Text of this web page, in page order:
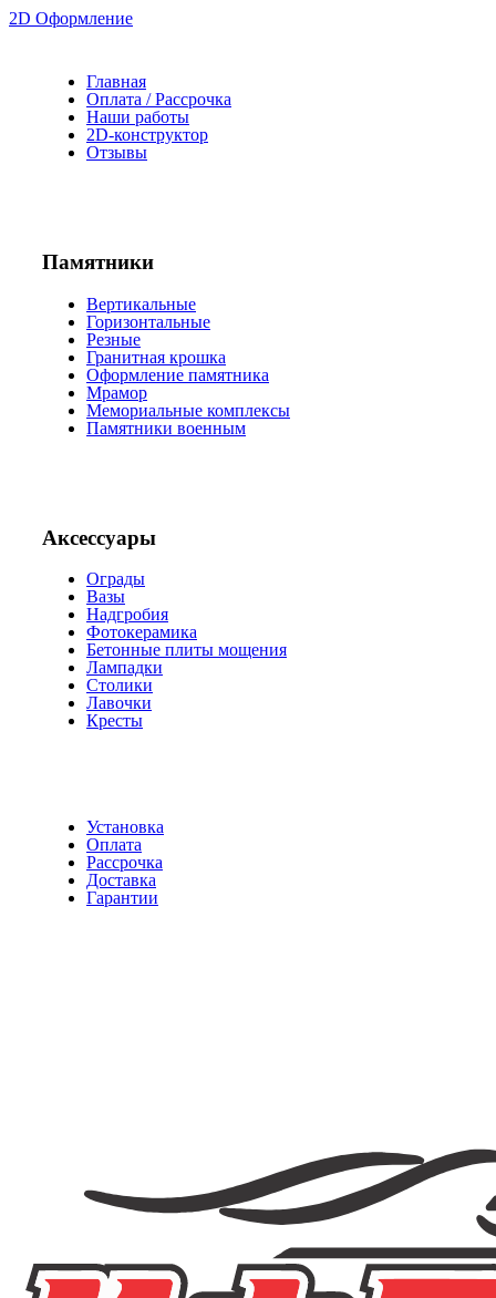
2D Оформление
Главная
Оплата / Рассрочка
Наши работы
2D-конструктор
Отзывы
Памятники
Вертикальные
Горизонтальные
Резные
Гранитная крошка
Оформление памятника
Мрамор
Мемориальные комплексы
Памятники военным
Аксессуары
Ограды
Вазы
Надгробия
Фотокерамика
Бетонные плиты мощения
Лампадки
Столики
Лавочки
Кресты
Установка
Оплата
Рассрочка
Доставка
Гарантии